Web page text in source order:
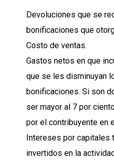
Devoluciones que se
bonificaciones que
Costo de ventas.
Gastos netos en que
que se les disminuyan
bonificaciones. Si son
ser mayor al 7 por
por el contribuyente en
Intereses por capitales
invertidos en la